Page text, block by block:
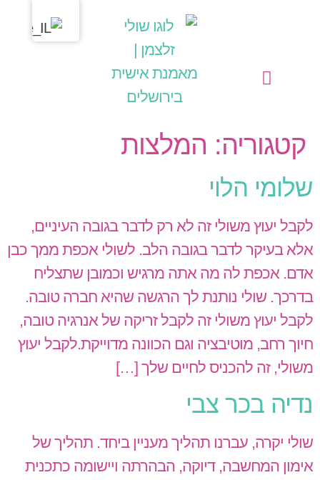
קטגוריה: המלצות
שלומי הלוי
לקבל יעוץ משולי זה לא רק לדבר בגובה העיניים,
אלא בעיקר לדבר בגובה הלב. לשולי אכפת ממך כבן
אדם. אכפת לה מה אתה מרגיש וכמובן שתצליח
בדרכך. שולי נותנת לך הרגשה שהיא חברה טובה.
לקבל יעוץ משולי זה לקבל זריקה של אנרגיה טובה,
חיוך רחב, מוטיבציה וגם הכוונה מדוייקת.לקבל יעוץ
משולי, זה להכניס לחיים שלך […]
נדיה בכר צבי
שולי יקרה, עברנו תהליך מעניין ביחד. תהליך של
אימון המחשבה, דיוקה, הבהרתה ויישומה כתכנית